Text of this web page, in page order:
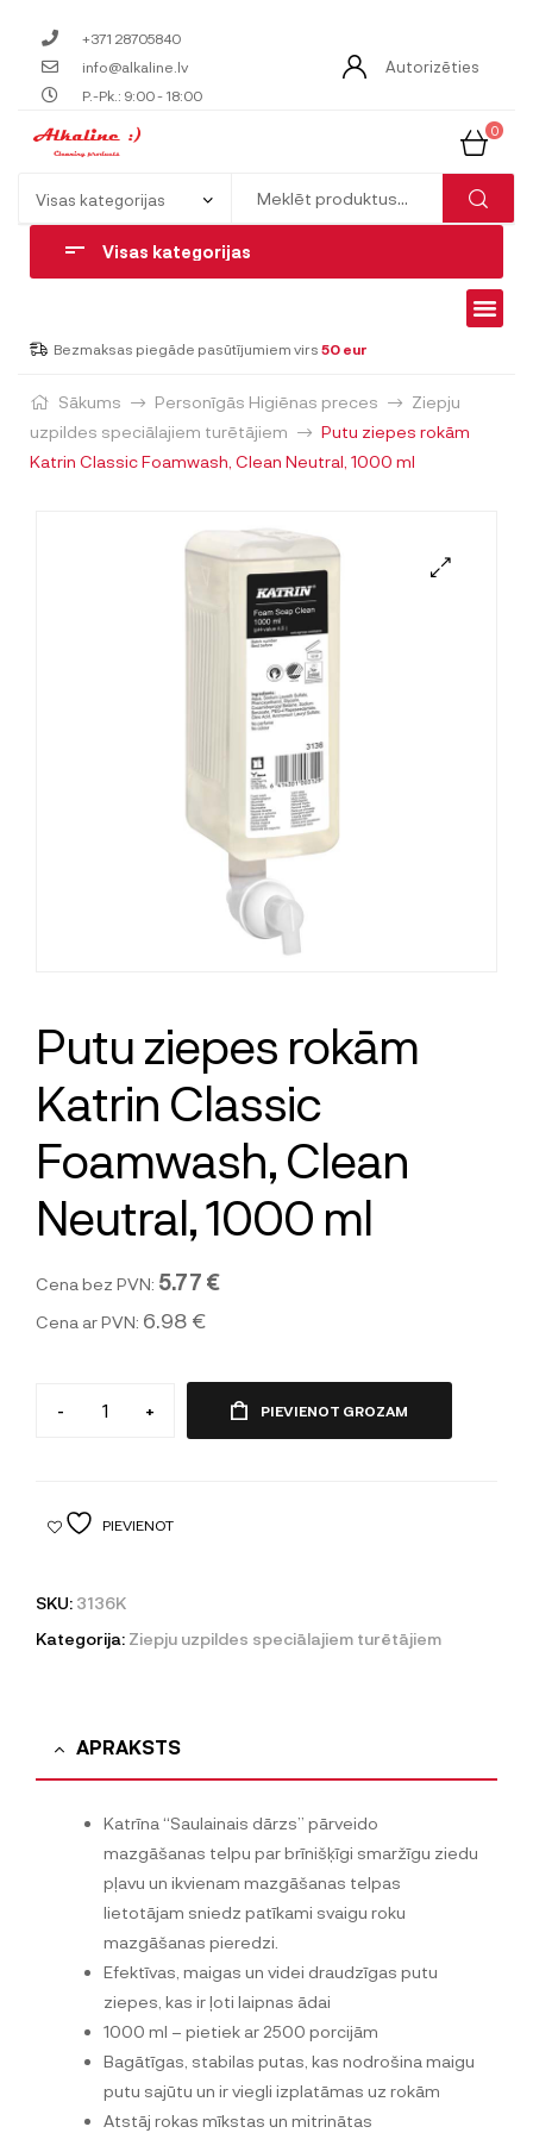
+371 28705840
info@alkaline.lv
P.-Pk.: 9:00 - 18:00
Autorizēties
0
Visas kategorijas
Bezmaksas piegāde pasūtījumiem virs 50 eur
Sākums Personīgās Higiēnas preces
Ziepju
uzpildes speciālajiem turētājiem
Putu ziepes rokām
Katrin Classic Foamwash, Clean Neutral, 1000 ml
Putu ziepes rokām
Katrin Classic
Foamwash, Clean
Neutral, 1000 ml
Cena bez PVN: 5.77 €
Cena ar PVN: 6.98 €
- + PIEVIENOT GROZAM
PIEVIENOT
SKU: 3136K
Kategorija: Ziepju uzpildes speciālajiem turētājiem
APRAKSTS
Katrīna “Saulainais dārzs” pārveido
mazgāšanas telpu par brīnišķīgi smaržīgu ziedu
pļavu un ikvienam mazgāšanas telpas
lietotājam sniedz patīkami svaigu roku
mazgāšanas pieredzi.
Efektīvas, maigas un videi draudzīgas putu
ziepes, kas ir ļoti laipnas ādai
1000 ml – pietiek ar 2500 porcijām
Bagātīgas, stabilas putas, kas nodrošina maigu
putu sajūtu un ir viegli izplatāmas uz rokām
Atstāj rokas mīkstas un mitrinātas